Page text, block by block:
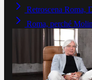
Retroscena Roma,
Roma, perché